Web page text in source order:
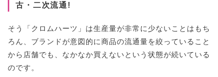
クロムハーツ財布が欲しいなら、まずは中古をチ
古・二次流通!
そう「クロムハーツ」は生産量が非常に少ないことはもち
ろん、ブランドが意図的に商品の流通量を絞っていること
から店舗でも、なかなか買えないという状態が続いている
のです。